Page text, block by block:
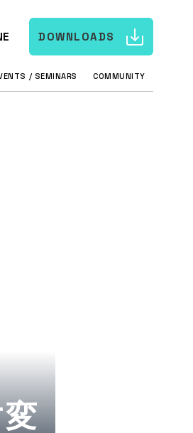
DOWNLOADS
/ SEMINARS COMMUNITY
変